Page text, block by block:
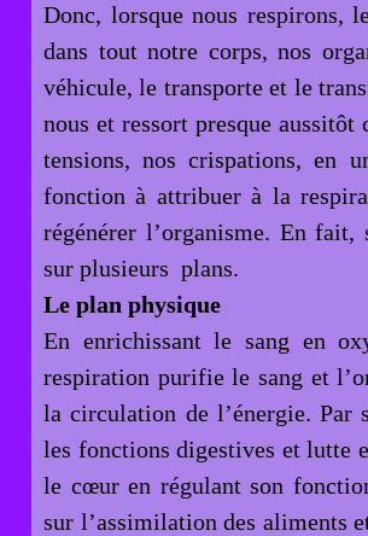
Donc, lorsque nous respirons,
dans tout notre corps, nos
véhicule, le transporte et le
nous et ressort presque aussitôt
tensions, nos crispations, en
fonction à attribuer à la
régénérer l’organisme. En
sur plusieurs plans.
Le plan physique
En enrichissant le sang en
respiration purifie le sang et
la circulation de l’énergie. Par
les fonctions digestives et lutte
le cœur en régulant son
sur l’assimilation des aliments